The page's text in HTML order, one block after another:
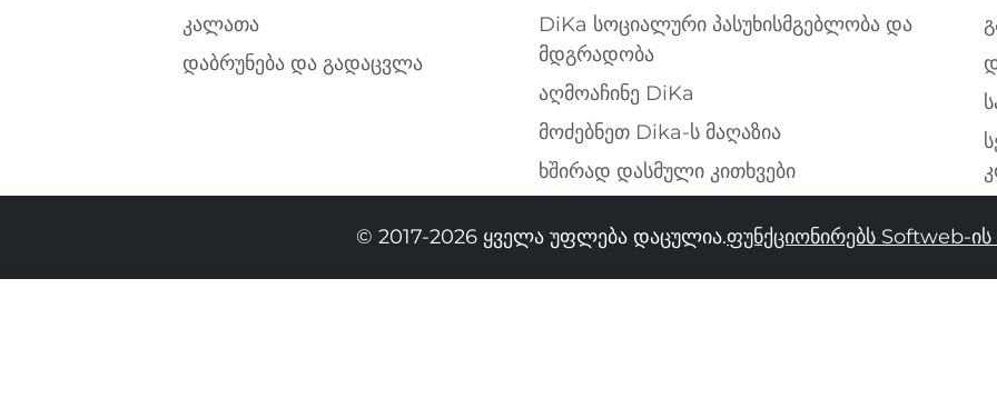
კალათა
დაბრუნება და გადაცვლა
DiKa სოციალური პასუხისმგებლობა და
მდგრადობა
აღმოაჩინე DiKa
მოძებნეთ Dika-ს მაღაზია
ხშირად დასმული კითხვები
© 2017-2026 ყველა უფლება დაცულია.ფუნქციონირებს Softweb-